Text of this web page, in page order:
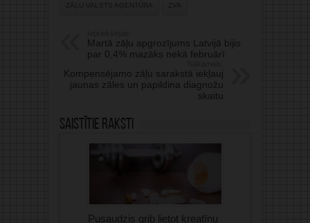
ZĀĻU VALSTS AĢENTŪRA ZVA
Martā zāļu apgrozījums Latvijā bijis
par 0,4% mazāks nekā februārī
Kompensējamo zāļu sarakstā iekļauj
jaunas zāles un papildina diagnožu
skaitu
Saistītie raksti
Pusaudzis grib lietot kreatīnu